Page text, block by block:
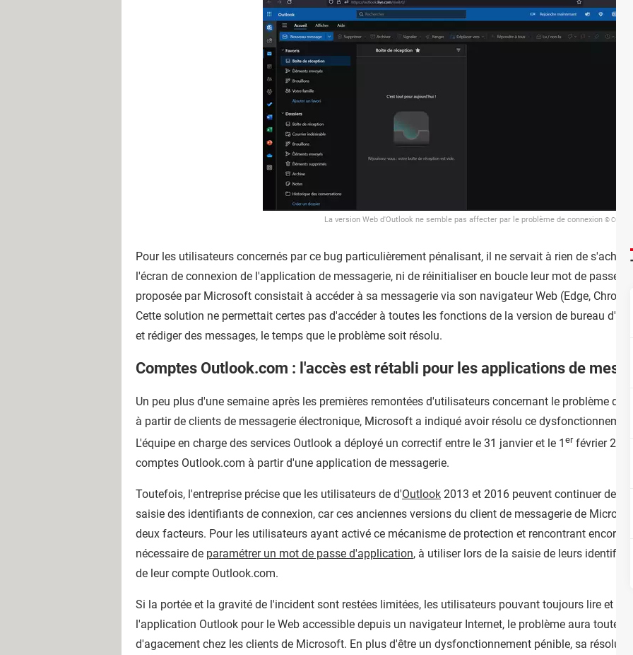
La version Web d'Outlook ne semble pas affecter par le problème de connexion © CCM
Pour les utilisateurs concernés par ce bug particulièrement pénalisant, il ne servait à rien de
l'écran de connexion de l'application de messagerie, ni de réinitialiser en boucle leur mot de passe.
proposée par Microsoft consistait à accéder à sa messagerie via son navigateur Web (Edge,
Cette solution ne permettait certes pas d'accéder à toutes les fonctions de la version de bureau
et rédiger des messages, le temps que le problème soit résolu.
Comptes Outlook.com : l'accès est rétabli pour les applications de
Un peu plus d'une semaine après les premières remontées d'utilisateurs concernant le problème de
à partir de clients de messagerie électronique, Microsoft a indiqué avoir résolu ce
L'équipe en charge des services Outlook a déployé un correctif entre le 31 janvier et le 1 erfévrier
comptes Outlook.com à partir d'une application de messagerie.
Toutefois, l'entreprise précise que les utilisateurs de d'Outlook 2013 et 2016 peuvent continuer de
saisie des identifiants de connexion, car ces anciennes versions du client de messagerie de
deux facteurs. Pour les utilisateurs ayant activé ce mécanisme de protection et rencontrant encore le
nécessaire de paramétrer un mot de passe d'application, à utiliser lors de la saisie de leurs
de leur compte Outlook.com.
Si la portée et la gravité de l'incident sont restées limitées, les utilisateurs pouvant toujours lire et
l'application Outlook pour le Web accessible depuis un navigateur Internet, le problème aura
d'agacement chez les clients de Microsoft. En plus d'être un dysfonctionnement pénible, sa